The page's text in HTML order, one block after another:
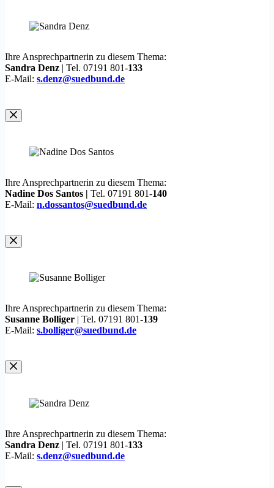
Ihre Ansprechpartnerin zu diesem Thema:
Sandra Denz | Tel. 07191 801-133
E-Mail: s.denz@suedbund.de
Ihre Ansprechpartnerin zu diesem Thema:
Nadine Dos Santos | Tel. 07191 801-140
E-Mail: n.dossantos@suedbund.de
Ihre Ansprechpartnerin zu diesem Thema:
Susanne Bolliger | Tel. 07191 801-139
E-Mail: s.bolliger@suedbund.de
Ihre Ansprechpartnerin zu diesem Thema:
Sandra Denz | Tel. 07191 801-133
E-Mail: s.denz@suedbund.de